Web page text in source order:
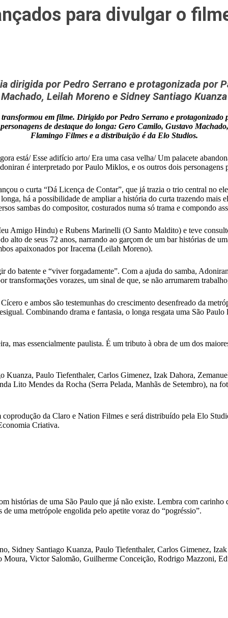
para divulgar o
dirigida por Pedro Serrano e protagonizada por
Machado, Leilah Moreno e Sidney Santiago Kuanza
transformou em filme. Dirigido por Pedro Serrano e
de destaque do longa: Gero Camilo, Gustavo
Flamingo Filmes e a distribuição é da Elo Studios.
está/ Esse adifício arto/ Era uma casa velha/ Um palacete
é interpretado por Paulo Miklos, e os outros dois
o curta “Dá Licença de Contar”, que já trazia o trio central no
há a possibilidade de ampliar a história do curta trazendo mais
sambas do compositor, costurados numa só trama e compondo
Amigo Hindu) e Rubens Marinelli (O Santo Maldito) e teve
alto de seus 72 anos, narrando ao garçom de um bar histórias de
apaixonados por Iracema (Leilah Moreno).
batente e “viver forgadamente”. Com a ajuda do samba,
transformações vorazes, um sinal de que, se não arrumarem
e ambos são testemunhas do crescimento desenfreado da
Combinando drama e fantasia, o longa resgata uma São
mas essencialmente paulista. É um tributo à obra de um dos
Kuanza, Paulo Tiefenthaler, Carlos Gimenez, Izak Dahora,
Lito Mendes da Rocha (Serra Pelada, Manhãs de Setembro), na
da Claro e Nation Filmes e será distribuído pela Elo
Criativa.
histórias de uma São Paulo que já não existe. Lembra com
de uma metrópole engolida pelo apetite voraz do “pogréssio”.
Sidney Santiago Kuanza, Paulo Tiefenthaler, Carlos Gimenez,
Victor Salomão, Guilherme Conceição, Rodrigo Mazzoni,